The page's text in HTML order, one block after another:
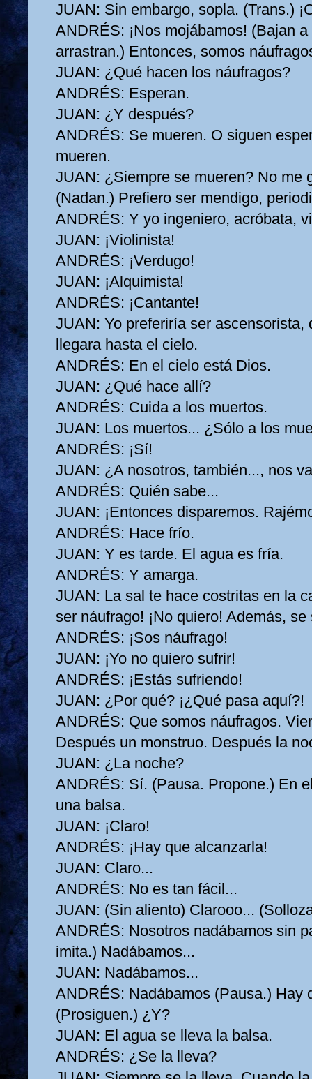
JUAN: Sin embargo, sopla. (Trans.)
ANDRÉS: ¡Nos mojábamos! (Bajan
arrastran.) Entonces, somos
JUAN: ¿Qué hacen los náufragos?
ANDRÉS: Esperan.
JUAN: ¿Y después?
ANDRÉS: Se mueren. O siguen
mueren.
JUAN: ¿Siempre se mueren? No me
(Nadan.) Prefiero ser mendigo,
ANDRÉS: Y yo ingeniero, acróbata,
JUAN: ¡Violinista!
ANDRÉS: ¡Verdugo!
JUAN: ¡Alquimista!
ANDRÉS: ¡Cantante!
JUAN: Yo preferiría ser ascensorista,
llegara hasta el cielo.
ANDRÉS: En el cielo está Dios.
JUAN: ¿Qué hace allí?
ANDRÉS: Cuida a los muertos.
JUAN: Los muertos... ¿Sólo a los
ANDRÉS: ¡Sí!
JUAN: ¿A nosotros, también..., nos
ANDRÉS: Quién sabe...
JUAN: ¡Entonces disparemos.
ANDRÉS: Hace frío.
JUAN: Y es tarde. El agua es fría.
ANDRÉS: Y amarga.
JUAN: La sal te hace costritas en la
ser náufrago! ¡No quiero! Además, se
ANDRÉS: ¡Sos náufrago!
JUAN: ¡Yo no quiero sufrir!
ANDRÉS: ¡Estás sufriendo!
JUAN: ¿Por qué? ¡¿Qué pasa aquí?!
ANDRÉS: Que somos náufragos.
Después un monstruo. Después la
JUAN: ¿La noche?
ANDRÉS: Sí. (Pausa. Propone.) En
una balsa.
JUAN: ¡Claro!
ANDRÉS: ¡Hay que alcanzarla!
JUAN: Claro...
ANDRÉS: No es tan fácil...
JUAN: (Sin aliento) Clarooo...
ANDRÉS: Nosotros nadábamos sin
imita.) Nadábamos...
JUAN: Nadábamos...
ANDRÉS: Nadábamos (Pausa.) Hay
(Prosiguen.) ¿Y?
JUAN: El agua se lleva la balsa.
ANDRÉS: ¿Se la lleva?